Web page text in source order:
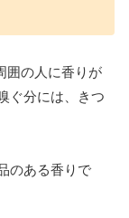
囲の人に香りが
ぐ分には、きつ
のある香りで